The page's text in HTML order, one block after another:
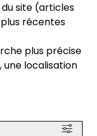
site (articles
récentes
plus précise
localisation